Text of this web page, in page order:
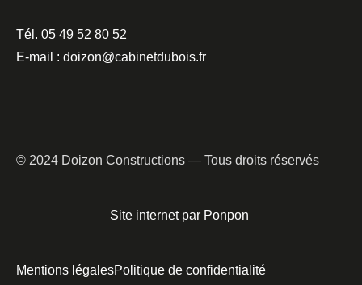
Tél. 05 49 52 80 52
E-mail : doizon@cabinetdubois.fr
© 2024 Doizon Constructions — Tous droits réservés
Site internet par Ponpon
Mentions légalesPolitique de confidentialité